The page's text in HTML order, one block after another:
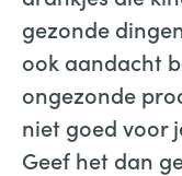
gezonde
ook aandacht
ongezonde
niet goed voor
Geef het dan